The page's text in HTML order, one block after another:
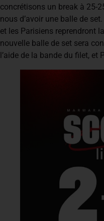
concrétisons un break à 25-
nous d’avoir une balle de
et les Parisiens reprendront
nouvelle balle de set sera
l’aide de la bande du filet, et